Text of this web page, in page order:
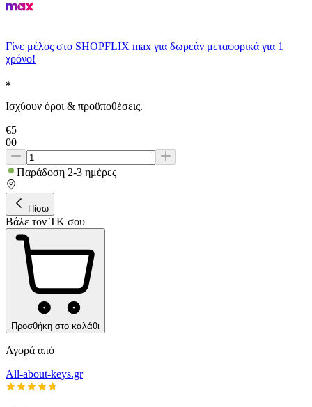
Γίνε μέλος στο SHOPFLIX max για δωρεάν μεταφορικά για 1
χρόνο!
Ισχύουν όροι & προϋποθέσεις.
€5
00
Παράδοση 2-3 ημέρες
Πίσω
Βάλε τον ΤΚ σου
Προσθήκη στο καλάθι
Αγορά από
All-about-keys.gr